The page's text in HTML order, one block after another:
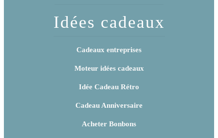
Idées cadeaux
Cadeaux entreprises
Moteur idées cadeaux
Idée Cadeau Rétro
Cadeau Anniversaire
Acheter Bonbons